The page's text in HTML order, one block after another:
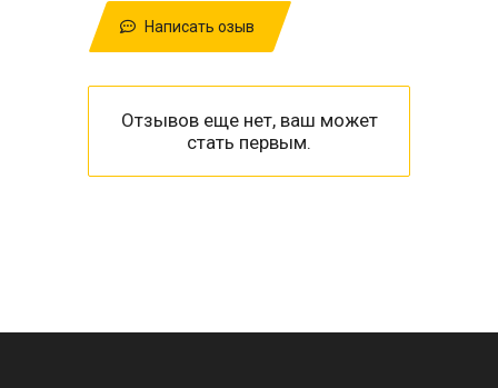
Написать озыв
Отзывов еще нет, ваш может
стать первым.